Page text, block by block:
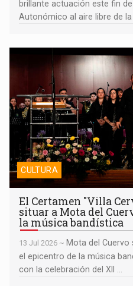
brillante actuación este fin
Autonómico al aire libre de la
El Certamen "Villa Cervantina"
como referente de la música
CULTURA
El Certamen "Villa
situar a Mota del
la música bandística
13 Jul 2026 ~ Mota del
el epicentro de la música
con la celebración del XII ...